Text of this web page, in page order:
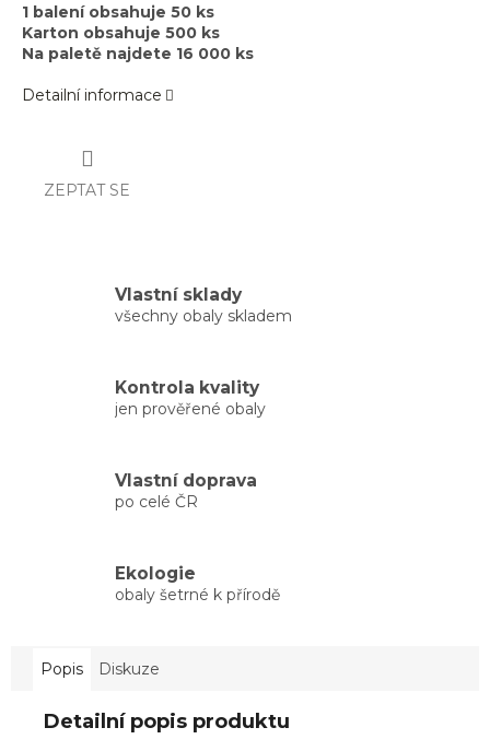
1 balení obsahuje 50 ks
Karton obsahuje 500 ks
Na paletě najdete 16 000 ks
Detailní informace
ZEPTAT SE
Vlastní sklady
všechny obaly skladem
Kontrola kvality
jen prověřené obaly
Vlastní doprava
po celé ČR
Ekologie
obaly šetrné k přírodě
Popis Diskuze
Detailní popis produktu